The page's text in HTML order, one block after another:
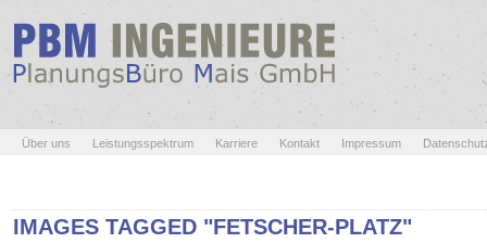
Über uns Leistungsspektrum Karriere Kontakt Impressum
IMAGES TAGGED "FETSCHER-PLATZ"